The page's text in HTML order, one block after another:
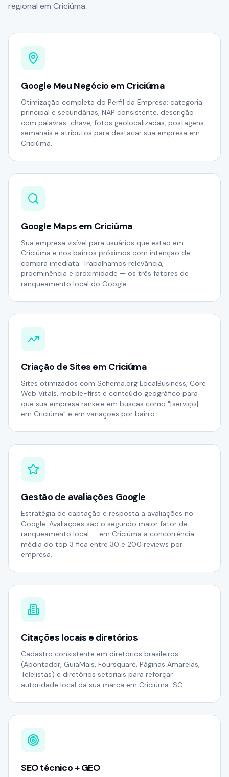
regional em Criciúma.
Google Meu Negócio em Criciúma
Otimização completa do Perfil da Empresa: categoria
principal e secundárias, NAP consistente, descrição
com palavras-chave, fotos geolocalizadas, postagens
semanais e atributos para destacar sua empresa em
Criciúma.
Google Maps em Criciúma
Sua empresa visível para usuários que estão em
Criciúma e nos bairros próximos com intenção de
compra imediata. Trabalhamos relevância,
proeminência e proximidade — os três fatores de
ranqueamento local do Google.
Criação de Sites em Criciúma
Sites otimizados com Schema.org LocalBusiness, Core
Web Vitals, mobile-first e conteúdo geográfico para
que sua empresa rankeie em buscas como "[serviço]
em Criciúma" e em variações por bairro.
Gestão de avaliações Google
Estratégia de captação e resposta a avaliações no
Google. Avaliações são o segundo maior fator de
ranqueamento local — em Criciúma a concorrência
média do top 3 fica entre 30 e 200 reviews por
empresa.
Citações locais e diretórios
Cadastro consistente em diretórios brasileiros
(Apontador, GuiaMais, Foursquare, Páginas Amarelas,
Telelistas) e diretórios setoriais para reforçar
autoridade local da sua marca em Criciúma-SC.
SEO técnico + GEO